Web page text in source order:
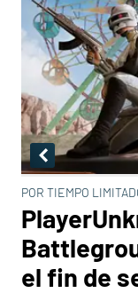
POR TIEMPO
el fin de